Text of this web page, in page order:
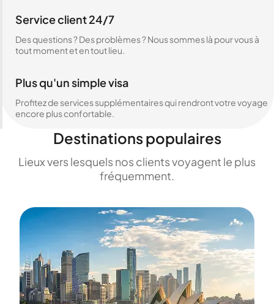
Service client 24/7
Des questions ? Des problèmes ? Nous sommes là pour vous à
tout moment et en tout lieu.
Plus qu'un simple visa
Profitez de services supplémentaires qui rendront votre voyage
encore plus confortable.
Destinations populaires
Lieux vers lesquels nos clients voyagent le plus
fréquemment.